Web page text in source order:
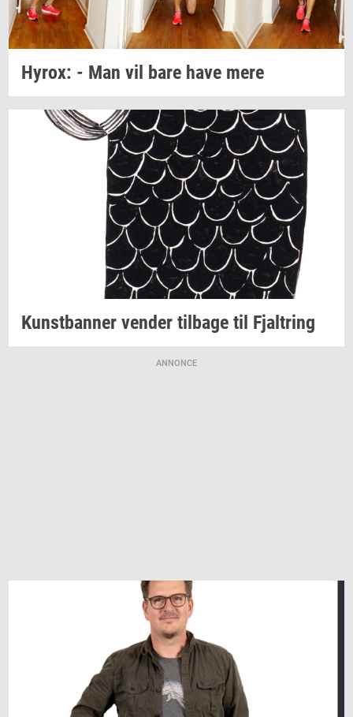
Hyrox: - Man vil bare have mere
Kunst­ban­ner ven­der til­ba­ge til Fjal­tring
ANNONCE